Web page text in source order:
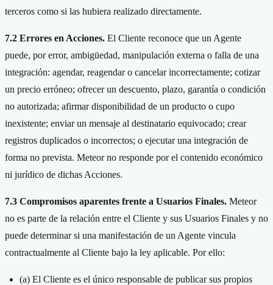
terceros como si las hubiera realizado directamente.
7.2 Errores en Acciones. El Cliente reconoce que un Agente
puede, por error, ambigüedad, manipulación externa o falla de una
integración: agendar, reagendar o cancelar incorrectamente; cotizar
un precio erróneo; ofrecer un descuento, plazo, garantía o condición
no autorizada; afirmar disponibilidad de un producto o cupo
inexistente; enviar un mensaje al destinatario equivocado; crear
registros duplicados o incorrectos; o ejecutar una integración de
forma no prevista. Meteor no responde por el contenido económico
ni jurídico de dichas Acciones.
7.3 Compromisos aparentes frente a Usuarios Finales. Meteor
no es parte de la relación entre el Cliente y sus Usuarios Finales y no
puede determinar si una manifestación de un Agente vincula
contractualmente al Cliente bajo la ley aplicable. Por ello:
(a) El Cliente es el único responsable de publicar sus propios